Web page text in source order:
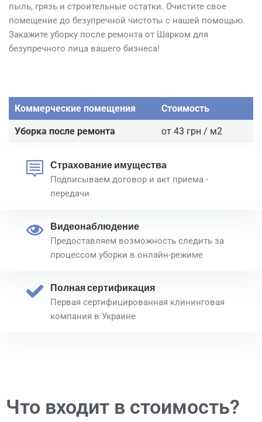
пыль, грязь и строительные остатки. Очистите свое
помещение до безупречной чистоты с нашей помощью.
Закажите уборку после ремонта от Шарком для
безупречного лица вашего бизнеса!
Коммерческие помещения Стоимость
Уборка после ремонта от 43 грн / м2
Страхование имущества
Подписываем договор и акт приема -
передачи
Видеонаблюдение
Предоставляем возможность следить за
процессом уборки в онлайн-режиме
Полная сертификация
Первая сертифицированная клининговая
компания в Украине
Что входит в стоимость?